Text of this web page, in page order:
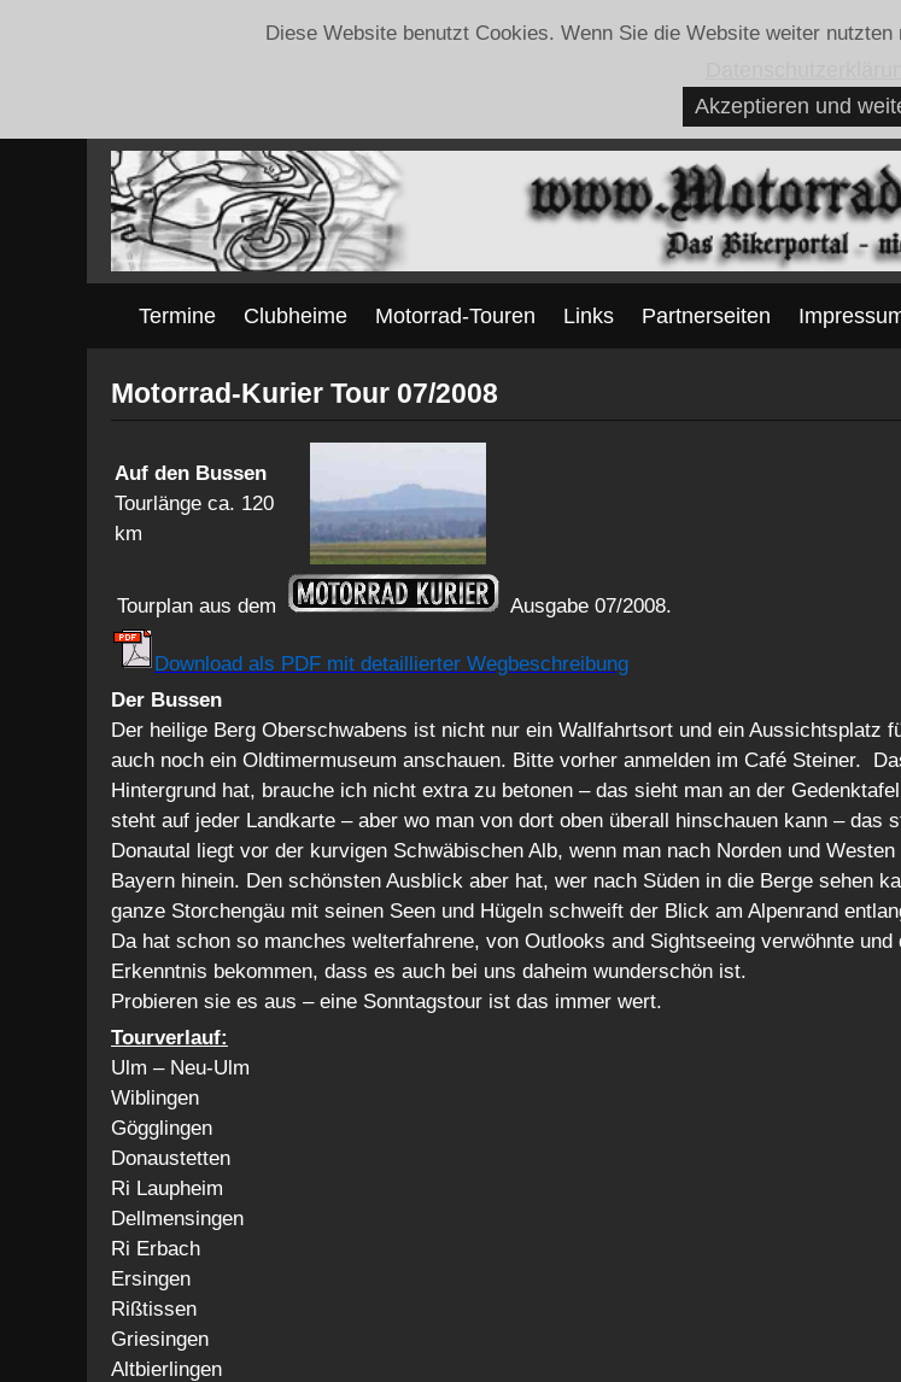
Diese Website benutzt Cookies. Wenn Sie die Website weiter
Akzeptieren und
Termine Clubheime Motorrad-Touren Links Partnerseiten
Motorrad-Kurier Tour 07/2008
Auf den Bussen
Tourlänge ca. 120
km
Tourplan aus dem Ausgabe 07/2008.
Download als PDF mit detaillierter Wegbeschreibung
Der Bussen
Der heilige Berg Oberschwabens ist nicht nur ein Wallfahrtsort und ein Aussichtsplatz
auch noch ein Oldtimermuseum anschauen. Bitte vorher anmelden im Café Steiner.
Hintergrund hat, brauche ich nicht extra zu betonen – das sieht man an der
steht auf jeder Landkarte – aber wo man von dort oben überall hinschauen kann – das
Donautal liegt vor der kurvigen Schwäbischen Alb, wenn man nach Norden und
Bayern hinein. Den schönsten Ausblick aber hat, wer nach Süden in die Berge sehen
ganze Storchengäu mit seinen Seen und Hügeln schweift der Blick am Alpenrand
Da hat schon so manches welterfahrene, von Outlooks and Sightseeing verwöhnte
Erkenntnis bekommen, dass es auch bei uns daheim wunderschön ist.
Probieren sie es aus – eine Sonntagstour ist das immer wert.
Tourverlauf:
Ulm – Neu-Ulm
Wiblingen
Gögglingen
Donaustetten
Ri Laupheim
Dellmensingen
Ri Erbach
Ersingen
Rißtissen
Griesingen
Altbierlingen